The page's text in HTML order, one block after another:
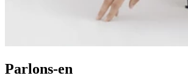
Parlons-en